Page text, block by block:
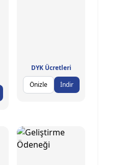
DYK Ücretleri
Önizle
İndir